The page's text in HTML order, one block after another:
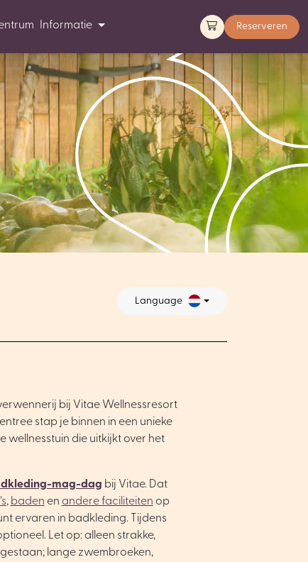
Informatie Reserveren
Language
bij Vitae Wellnessresort
stap je binnen in een unieke
wellnesstuin die uitkijkt over het
mag-dag bij Vitae. Dat
, baden en andere faciliteiten op
ervaren in badkleding. Tijdens
Let op: alleen strakke,
lange zwembroeken,